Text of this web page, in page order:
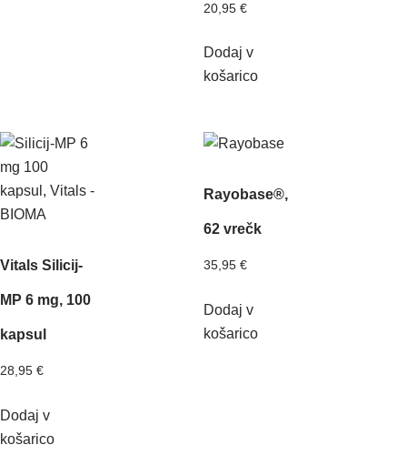
20,95 €
Dodaj v
košarico
Vitals Silicij-
MP 6 mg, 100
kapsul
28,95 €
Dodaj v
košarico
Rayobase®,
62 vrečk
35,95 €
Dodaj v
košarico